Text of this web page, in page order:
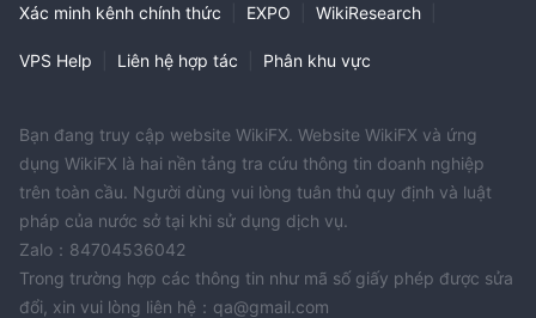
Xác minh kênh chính thức EXPO WikiResearch
VPS Help Liên hệ hợp tác Phân khu vực
Bạn đang truy cập website WikiFX. Website WikiFX và ứng
dụng WikiFX là hai nền tảng tra cứu thông tin doanh nghiệp
trên toàn cầu. Người dùng vui lòng tuân thủ quy định và luật
pháp của nước sở tại khi sử dụng dịch vụ.
Zalo：84704536042
Trong trường hợp các thông tin như mã số giấy phép được sửa
đổi, xin vui lòng liên hệ：qa@gmail.com